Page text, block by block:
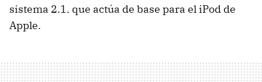
sistema 2.1. que actúa de base para el iPod de
Apple.